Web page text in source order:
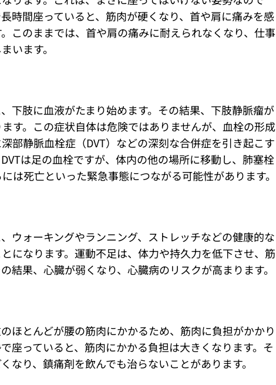
時間座っていると、筋肉が硬くなり、首や肩に痛みを感
このままでは、首や肩の痛みに耐えられなくなり、仕事
います。
下肢に血液がたまり始めます。その結果、下肢静脈瘤が
す。この症状自体は危険ではありませんが、血栓の形成
部静脈血栓症（DVT）などの深刻な合併症を引き起こす
は足の血栓ですが、体内の他の場所に移動し、肺塞栓
は死亡といった緊急事態につながる可能性があります。
ウォーキングやランニング、ストレッチなどの健康的な
になります。運動不足は、体力や持久力を低下させ、筋
結果、心臓が弱くなり、心臓病のリスクが高まります。
ほとんどが腰の筋肉にかかるため、筋肉に負担がかかり
座っていると、筋肉にかかる負担は大きくなります。そ
なり、鎮痛剤を飲んでも治らないことがあります。